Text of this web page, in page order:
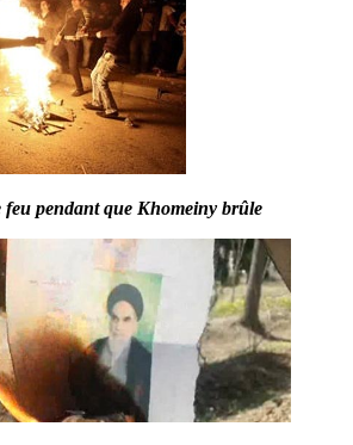
feu pendant que Khomeiny brûle